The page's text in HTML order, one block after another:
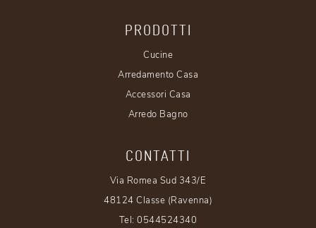
PRODOTTI
Cucine
Arredamento Casa
Accessori Casa
Arredo Bagno
CONTATTI
Via Romea Sud 343/E
48124 Classe (Ravenna)
Tel:0544524340